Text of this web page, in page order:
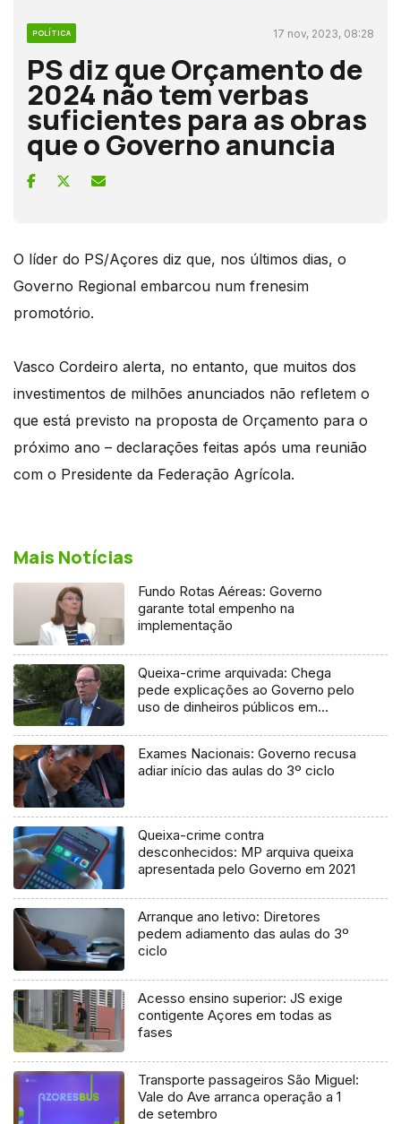
POLÍTICA 17 nov, 2023, 08:28
PS diz que Orçamento de
2024 não tem verbas
suficientes para as obras
que o Governo anuncia
O líder do PS/Açores diz que, nos últimos dias, o
Governo Regional embarcou num frenesim
promotório.
Vasco Cordeiro alerta, no entanto, que muitos dos
investimentos de milhões anunciados não refletem o
que está previsto na proposta de Orçamento para o
próximo ano – declarações feitas após uma reunião
com o Presidente da Federação Agrícola.
Mais Notícias
Fundo Rotas Aéreas: Governo
garante total empenho na
implementação
Queixa-crime arquivada: Chega
pede explicações ao Governo pelo
uso de dinheiros públicos em
Exames Nacionais: Governo recusa
adiar início das aulas do 3º ciclo
Queixa-crime contra
desconhecidos: MP arquiva queixa
apresentada pelo Governo em 2021
Arranque ano letivo: Diretores
pedem adiamento das aulas do 3º
ciclo
Acesso ensino superior: JS exige
contigente Açores em todas as
fases
Transporte passageiros São Miguel:
Vale do Ave arranca operação a 1
de setembro